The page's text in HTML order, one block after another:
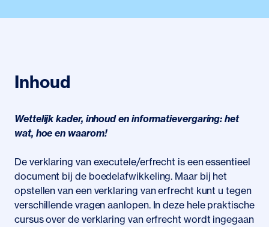
Inhoud
Wettelijk kader, inhoud en informatievergaring: het
wat, hoe en waarom!
De verklaring van executele/erfrecht is een essentieel
document bij de boedelafwikkeling. Maar bij het
opstellen van een verklaring van erfrecht kunt u tegen
verschillende vragen aanlopen. In deze hele praktische
cursus over de verklaring van erfrecht wordt ingegaan